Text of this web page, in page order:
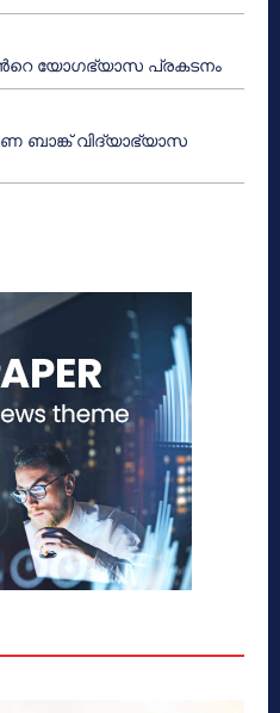
യോഗഭ്യാസ പ്രകടനം
ബാങ്ക് വിദ്യാഭ്യാസ